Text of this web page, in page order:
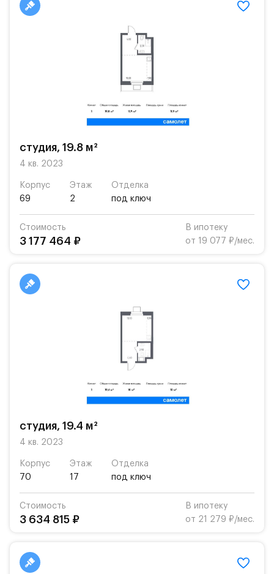
студия, 19.8 м²
4 кв. 2023
Корпус
69
Этаж
2
Отделка
под ключ
Стоимость
3 177 464 ₽
В ипотеку
от 19 077 ₽/мес.
студия, 19.4 м²
4 кв. 2023
Корпус
70
Этаж
17
Отделка
под ключ
Стоимость
3 634 815 ₽
В ипотеку
от 21 279 ₽/мес.